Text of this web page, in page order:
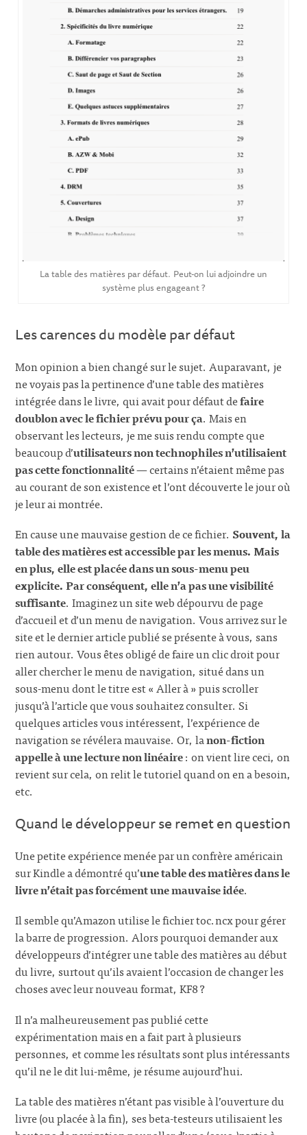
La table des matières par défaut. Peut-on lui adjoindre un
système plus engageant ?
Les carences du modèle par défaut
Mon opinion a bien changé sur le sujet. Auparavant, je
ne voyais pas la pertinence d’une table des matières
intégrée dans le livre, qui avait pour défaut defaire
doublon avec le fichier prévu pour ça. Mais en
observant les lecteurs, je me suis rendu compte que
beaucoup d’utilisateurs non technophiles n’utilisaient
pas cette fonctionnalité— certains n’étaient même pas
au courant de son existence et l’ont découverte le jour où
je leur ai montrée.
En cause une mauvaise gestion de ce fichier. Souvent, la
table des matières est accessible par les menus. Mais
en plus, elle est placée dans un sous-menu peu
explicite. Par conséquent, elle n’a pas une visibilité
suffisante. Imaginez un site web dépourvu de page
d’accueil et d’un menu de navigation. Vous arrivez sur le
site et le dernier article publié se présente à vous, sans
rien autour. Vous êtes obligé de faire un clic droit pour
aller chercher le menu de navigation, situé dans un
sous-menu dont le titre est « Aller à » puis scroller
jusqu’à l’article que vous souhaitez consulter. Si
quelques articles vous intéressent, l’expérience de
navigation se révélera mauvaise. Or, lanon-fiction
appelle à une lecture non linéaire: on vient lire ceci, on
revient sur cela, on relit le tutoriel quand on en a besoin,
etc.
Quand le développeur se remet en question
Une petite expérience menée par un confrère américain
sur Kindle a démontré qu’une table des matières dans le
livre n’était pas forcément une mauvaise idée.
Il semble qu’Amazon utilise le fichier toc.ncx pour gérer
la barre de progression. Alors pourquoi demander aux
développeurs d’intégrer une table des matières au début
du livre, surtout qu’ils avaient l’occasion de changer les
choses avec leur nouveau format, KF8 ?
Il n’a malheureusement pas publié cette
expérimentation mais en a fait part à plusieurs
personnes, et comme les résultats sont plus intéressants
qu’il ne le dit lui-même, je résume aujourd’hui.
La table des matières n’étant pas visible à l’ouverture du
livre (ou placée à la fin), ses beta-testeurs utilisaient les